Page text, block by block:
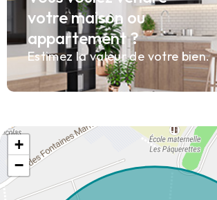
votre maison ou
appartement ?
Estimez la valeur de votre bien.
+
−